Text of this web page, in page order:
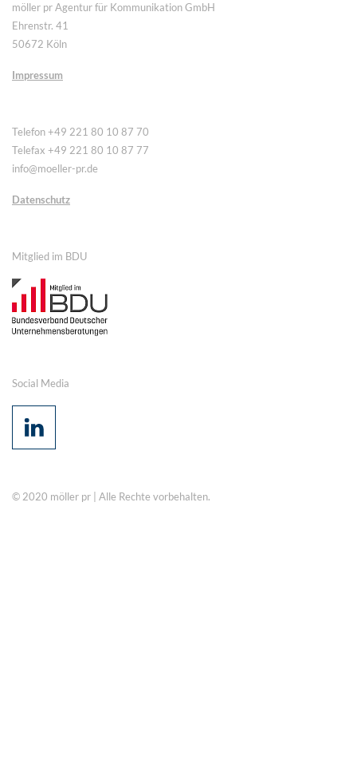
möller pr Agentur für Kommunikation GmbH
Ehrenstr. 41
50672 Köln
Impressum
Telefon +49 221 80 10 87 70
Telefax +49 221 80 10 87 77
info@moeller-pr.de
Datenschutz
Mitglied im BDU
Social Media
© 2020 möller pr | Alle Rechte vorbehalten.